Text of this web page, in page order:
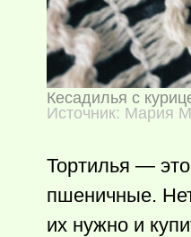
Кесадилья с
Источник: Мария
Тортилья —
пшеничные.
их нужно и